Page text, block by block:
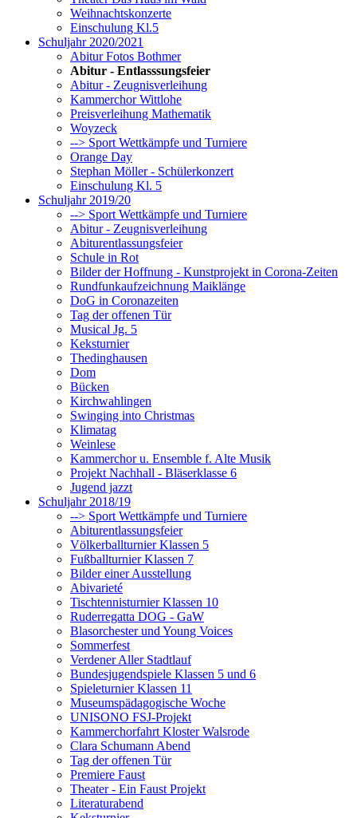
Weihnachtskonzerte
Einschulung Kl.5
Schuljahr 2020/2021
Abitur Fotos Bothmer
Abitur - Entlasssungsfeier
Abitur - Zeugnisverleihung
Kammerchor Wittlohe
Preisverleihung Mathematik
Woyzeck
--> Sport Wettkämpfe und Turniere
Orange Day
Stephan Möller - Schülerkonzert
Einschulung Kl. 5
Schuljahr 2019/20
--> Sport Wettkämpfe und Turniere
Abitur - Zeugnisverleihung
Abiturentlassungsfeier
Schule in Rot
Bilder der Hoffnung - Kunstprojekt in Corona-Zeiten
Rundfunkaufzeichnung Maiklänge
DoG in Coronazeiten
Tag der offenen Tür
Musical Jg. 5
Keksturnier
Thedinghausen
Dom
Bücken
Kirchwahlingen
Swinging into Christmas
Klimatag
Weinlese
Kammerchor u. Ensemble f. Alte Musik
Projekt Nachhall - Bläserklasse 6
Jugend jazzt
Schuljahr 2018/19
--> Sport Wettkämpfe und Turniere
Abiturentlassungsfeier
Völkerballturnier Klassen 5
Fußballturnier Klassen 7
Bilder einer Ausstellung
Abivarieté
Tischtennisturnier Klassen 10
Ruderregatta DOG - GaW
Blasorchester und Young Voices
Sommerfest
Verdener Aller Stadtlauf
Bundesjugendspiele Klassen 5 und 6
Spieleturnier Klassen 11
Museumspädagogische Woche
UNISONO FSJ-Projekt
Kammerchorfahrt Kloster Walsrode
Clara Schumann Abend
Tag der offenen Tür
Premiere Faust
Theater - Ein Faust Projekt
Literaturabend